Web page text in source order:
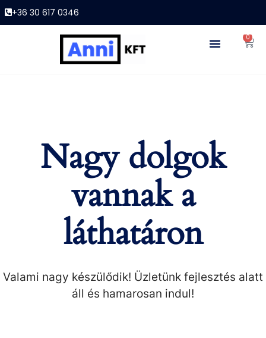
+36 30 617 0346
0
Nagy dolgok
vannak a
láthatáron
Valami nagy készülődik! Üzletünk fejlesztés alatt
áll és hamarosan indul!